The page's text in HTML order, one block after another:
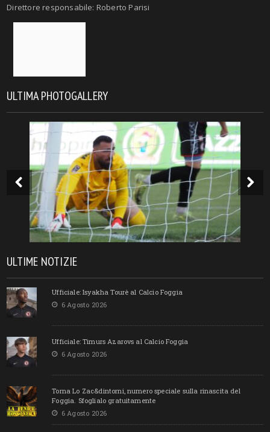
Direttore responsabile: Roberto Parisi
ULTIMA PHOTOGALLERY
ULTIME NOTIZIE
Ufficiale: Isyakha Tourè al Calcio Foggia
6 Agosto 2026
Ufficiale: Timurs Azarovs al Calcio Foggia
6 Agosto 2026
Torna Lo Zac&dintorni, numero speciale sulla rinascita del
Foggia. Sfoglialo gratuitamente
6 Agosto 2026